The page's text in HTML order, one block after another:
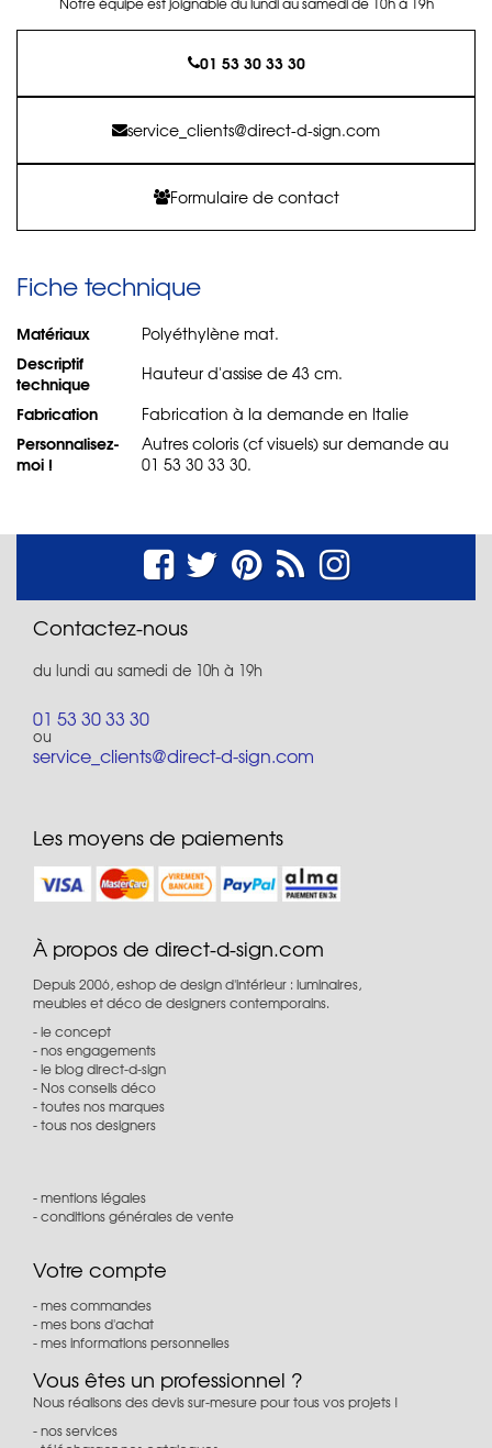
01 53 30 33 30
service_clients@direct-d-sign.com
Formulaire de contact
Fiche technique
Matériaux Polyéthylène mat.
Descriptif
technique
Hauteur d'assise de 43 cm.
Fabrication Fabrication à la demande en Italie
Personnalisez-
moi !
Autres coloris (cf visuels) sur demande au
01 53 30 33 30.
Contactez-nous
du lundi au samedi de 10h à 19h
01 53 30 33 30
ou
service_clients@direct-d-sign.com
Les moyens de paiements
À propos de direct-d-sign.com
Depuis 2006, eshop de design d'intérieur : luminaires,
meubles et déco de designers contemporains.
le concept
nos engagements
le blog direct-d-sign
Nos conseils déco
toutes nos marques
tous nos designers
mentions légales
conditions générales de vente
Votre compte
mes commandes
mes bons d'achat
mes informations personnelles
Vous êtes un professionnel ?
Nous réalisons des devis sur-mesure pour tous vos projets !
nos services